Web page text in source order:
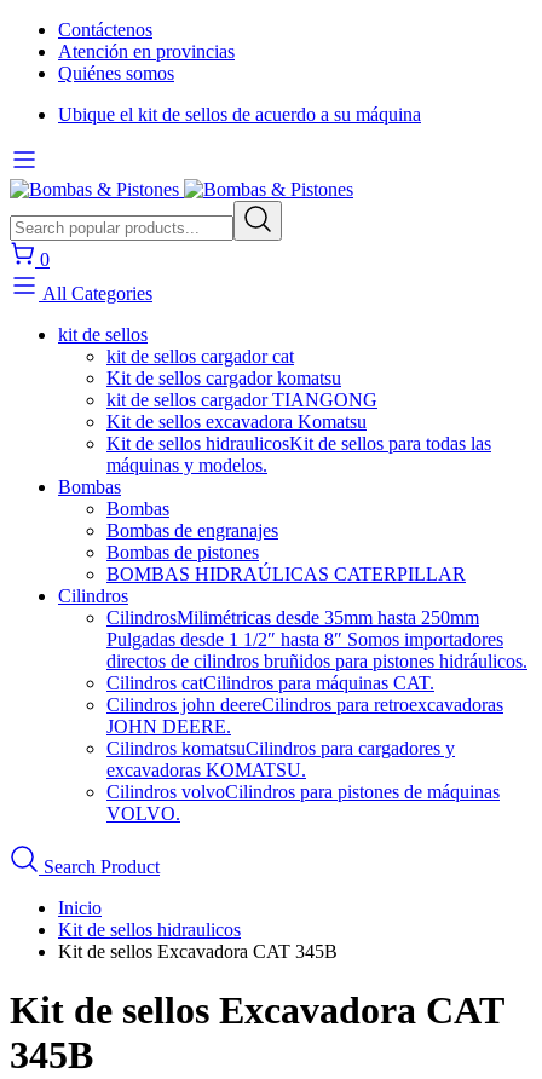
Contáctenos
Atención en provincias
Quiénes somos
Ubique el kit de sellos de acuerdo a su máquina
0
All Categories
kit de sellos
kit de sellos cargador cat
Kit de sellos cargador komatsu
kit de sellos cargador TIANGONG
Kit de sellos excavadora Komatsu
Kit de sellos hidraulicosKit de sellos para todas las
máquinas y modelos.
Bombas
Bombas
Bombas de engranajes
Bombas de pistones
BOMBAS HIDRAÚLICAS CATERPILLAR
Cilindros
CilindrosMilimétricas desde 35mm hasta 250mm
Pulgadas desde 1 1/2″ hasta 8″ Somos importadores
directos de cilindros bruñidos para pistones hidráulicos.
Cilindros catCilindros para máquinas CAT.
Cilindros john deereCilindros para retroexcavadoras
JOHN DEERE.
Cilindros komatsuCilindros para cargadores y
excavadoras KOMATSU.
Cilindros volvoCilindros para pistones de máquinas
VOLVO.
Search Product
Inicio
Kit de sellos hidraulicos
Kit de sellos Excavadora CAT 345B
Kit de sellos Excavadora CAT
345B